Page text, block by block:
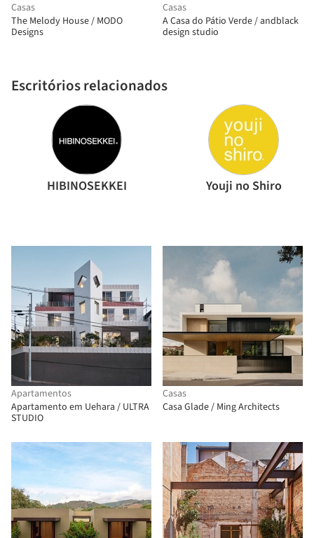
Casas
The Melody House / MODO
Designs
Escritórios relacionados
HIBINOSEKKEI Youji no Shiro
Casas
A Casa do Pátio Verde / andblack
design studio
Apartamentos
Apartamento em Uehara / ULTRA
STUDIO
Casas
Casa Glade / Ming Architects